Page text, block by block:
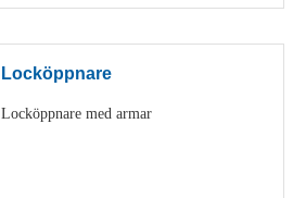
Locköppnare
Locköppnare med armar